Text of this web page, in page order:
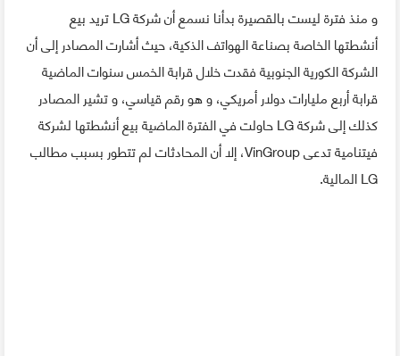
و منذ فترة ليست بالقصيرة بدأنا نسمع أن شركة LG تريد بيع
أنشطتها الخاصة بصناعة الهواتف الذكية، حيث أشارت المصادر إلى أن
الشركة الكورية الجنوبية فقدت خلال قرابة الخمس سنوات الماضية
قرابة أربع مليارات دولار أمريكي، و هو رقم قياسي، و تشير المصادر
كذلك إلى شركة LG حاولت في الفترة الماضية بيع أنشطتها لشركة
فيتنامية تدعى VinGroup، إلا أن المحادثات لم تتطور بسبب مطالب
LG المالية.